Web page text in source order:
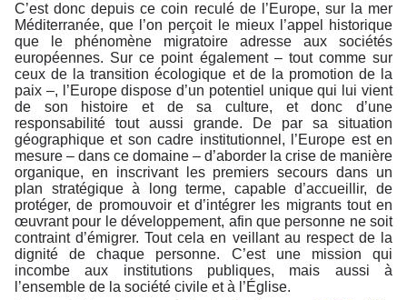
C’est donc depuis ce coin reculé de l’Europe, sur la mer
Méditerranée, que l’on perçoit le mieux l’appel historique
que le phénomène migratoire adresse aux sociétés
européennes. Sur ce point également – tout comme sur
ceux de la transition écologique et de la promotion de la
paix –, l’Europe dispose d’un potentiel unique qui lui vient
de son histoire et de sa culture, et donc d’une
responsabilité tout aussi grande. De par sa situation
géographique et son cadre institutionnel, l’Europe est en
mesure – dans ce domaine – d’aborder la crise de manière
organique, en inscrivant les premiers secours dans un
plan stratégique à long terme, capable d’accueillir, de
protéger, de promouvoir et d’intégrer les migrants tout en
œuvrant pour le développement, afin que personne ne soit
contraint d’émigrer. Tout cela en veillant au respect de la
dignité de chaque personne. C’est une mission qui
incombe aux institutions publiques, mais aussi à
l’ensemble de la société civile et à l’Église.